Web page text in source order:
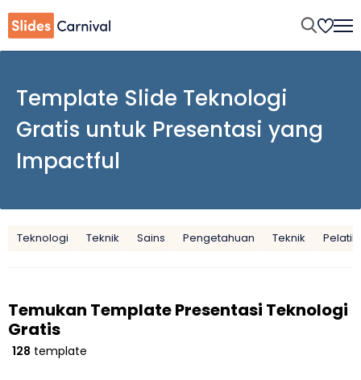
Template Slide Teknologi
Gratis untuk Presentasi yang
Impactful
Teknologi Teknik Sains Pengetahuan Teknik
Temukan Template Presentasi Teknologi
Gratis
128 template